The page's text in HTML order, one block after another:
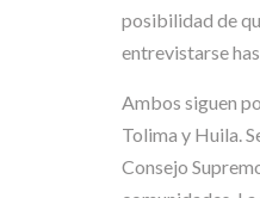
posibilidad de
entrevistarse
Ambos siguen
Tolima y Huila.
Consejo